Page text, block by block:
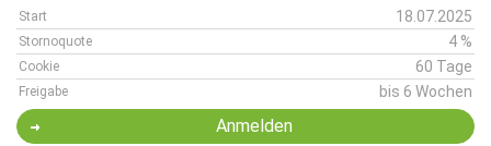
Start 18.07.2025
Stornoquote 4 %
Cookie 60 Tage
Freigabe bis 6 Wochen
Anmelden